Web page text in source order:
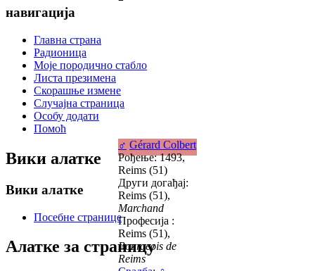
♂ Gérard Colbert
Рођење: 1493,
Reims (51)
Други догађај:
Reims (51),
Marchand
Професија :
Reims (51),
Bourgeois de
Reims
навигација
Главна страна
Радионица
Моје породично стабло
Листа презимена
Скорашње измене
Случајна страница
Особу додати
Помоћ
Вики алатке
Вики алатке
Посебне странице
Алатке за страницу